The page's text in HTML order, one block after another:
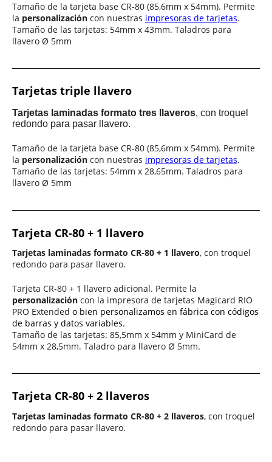
Tamaño de la tarjeta base CR-80 (85,6mm x 54mm). Permite
la personalización con nuestras impresoras de tarjetas.
Tamaño de las tarjetas: 54mm x 43mm. Taladros para
llavero Ø 5mm
Tarjetas triple llavero
Tarjetas laminadas formato tres llaveros, con troquel
redondo para pasar llavero.
Tamaño de la tarjeta base CR-80 (85,6mm x 54mm). Permite
la personalización con nuestras impresoras de tarjetas.
Tamaño de las tarjetas: 54mm x 28,65mm. Taladros para
llavero Ø 5mm
Tarjeta CR-80 + 1 llavero
Tarjetas laminadas formato CR-80 + 1 llavero, con troquel
redondo para pasar llavero.
Tarjeta CR-80 + 1 llavero adicional. Permite la
personalización con la impresora de tarjetas Magicard RIO
PRO Extended o bien personalizamos en fábrica con códigos
de barras y datos variables.
Tamaño de las tarjetas: 85,5mm x 54mm y MiniCard de
54mm x 28,5mm. Taladro para llavero Ø 5mm.
Tarjeta CR-80 + 2 llaveros
Tarjetas laminadas formato CR-80 + 2 llaveros, con troquel
redondo para pasar llavero.